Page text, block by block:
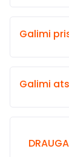
Galimi
Galimi